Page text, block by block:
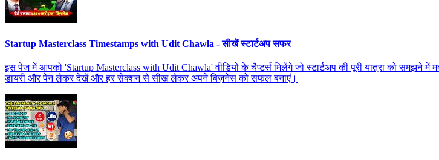
Startup Masterclass Timestamps with Udit Chawla - सीखें स्टार्टअप सफर
इस पेज में आपको 'Startup Masterclass with Udit Chawla' वीडियो के चैप्टर्स मिलेंगे जो स्टार्टअप की पूरी यात्रा को समझने
डायरी और पेन लेकर देखें और हर सेक्शन से सीख लेकर अपने बिज़नेस को सफल बनाएं।